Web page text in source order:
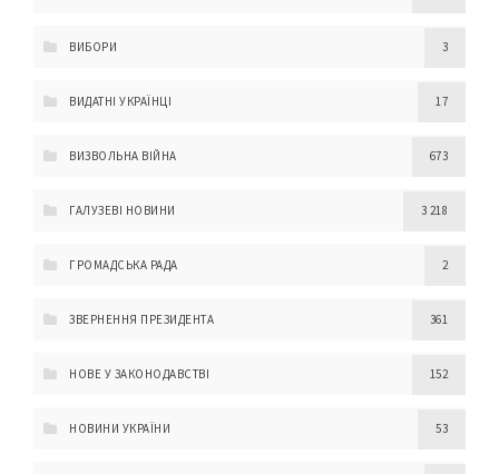
ВИБОРИ 3
ВИДАТНІ УКРАЇНЦІ 17
ВИЗВОЛЬНА ВІЙНА 673
ГАЛУЗЕВІ НОВИНИ 3 218
ГРОМАДСЬКА РАДА 2
ЗВЕРНЕННЯ ПРЕЗИДЕНТА 361
НОВЕ У ЗАКОНОДАВСТВІ 152
НОВИНИ УКРАЇНИ 53